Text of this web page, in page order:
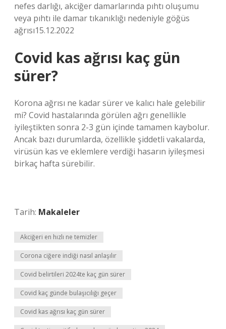
nefes darlığı, akciğer damarlarında pıhtı oluşumu
veya pıhtı ile damar tıkanıklığı nedeniyle göğüs
ağrısı15.12.2022
Covid kas ağrısı kaç gün
sürer?
Korona ağrısı ne kadar sürer ve kalıcı hale gelebilir
mi? Covid hastalarında görülen ağrı genellikle
iyileştikten sonra 2-3 gün içinde tamamen kaybolur.
Ancak bazı durumlarda, özellikle şiddetli vakalarda,
virüsün kas ve eklemlere verdiği hasarın iyileşmesi
birkaç hafta sürebilir.
Tarih: Makaleler
Akciğeri en hızlı ne temizler
Corona ciğere indiği nasıl anlaşılır
Covid belirtileri 2024te kaç gün sürer
Covid kaç günde bulaşıcılığı geçer
Covid kas ağrısı kaç gün sürer